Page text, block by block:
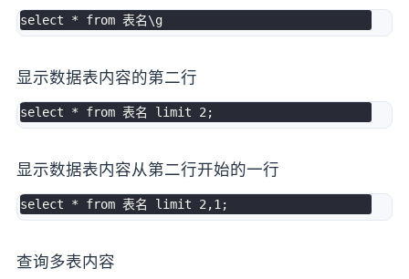
select * from
显示数据表内容的第二行
select * from 表名 limit 2 ;
显示数据表内容从第二行开始的一行
select * from 表名 limit 2 ,1 ;
查询多表内容